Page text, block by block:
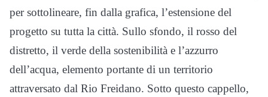
per sottolineare, fin dalla grafica, l’estensione del
progetto su tutta la città. Sullo sfondo, il rosso del
distretto, il verde della sostenibilità e l’azzurro
dell’acqua, elemento portante di un territorio
attraversato dal Rio Freidano. Sotto questo cappello,